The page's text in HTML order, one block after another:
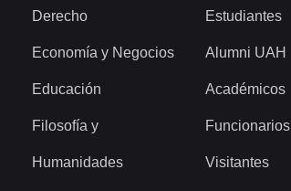
Derecho
Economía y Negocios
Educación
Filosofía y
Humanidades
Estudiantes
Alumni UAH
Académicos
Funcionarios
Visitantes